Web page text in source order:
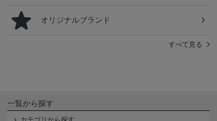
オリジナルブランド
すべて見る
一覧から探す